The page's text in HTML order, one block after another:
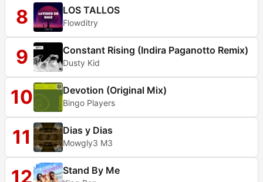
8 LOS TALLOS
Flowditry
9 Constant Rising (Indira Paganotto Remix)
Dusty Kid
10 Devotion (Original Mix)
Bingo Players
11 Dias y Dias
Mowgly3 M3
12 Stand By Me